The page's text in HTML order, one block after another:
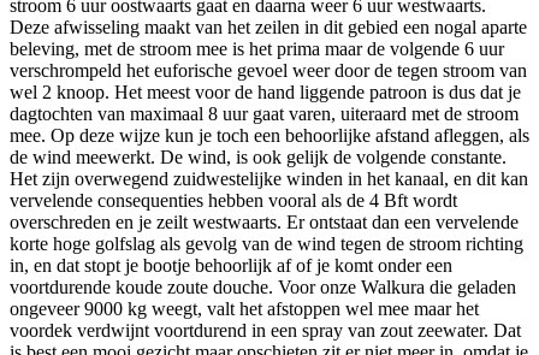
stroom 6 uur oostwaarts gaat en daarna weer 6 uur westwaarts.
Deze afwisseling maakt van het zeilen in dit gebied een nogal aparte
beleving, met de stroom mee is het prima maar de volgende 6 uur
verschrompeld het euforische gevoel weer door de tegen stroom van
wel 2 knoop. Het meest voor de hand liggende patroon is dus dat je
dagtochten van maximaal 8 uur gaat varen, uiteraard met de stroom
mee. Op deze wijze kun je toch een behoorlijke afstand afleggen, als
de wind meewerkt. De wind, is ook gelijk de volgende constante.
Het zijn overwegend zuidwestelijke winden in het kanaal, en dit kan
vervelende consequenties hebben vooral als de 4 Bft wordt
overschreden en je zeilt westwaarts. Er ontstaat dan een vervelende
korte hoge golfslag als gevolg van de wind tegen de stroom richting
in, en dat stopt je bootje behoorlijk af of je komt onder een
voortdurende koude zoute douche. Voor onze Walkura die geladen
ongeveer 9000 kg weegt, valt het afstoppen wel mee maar het
voordek verdwijnt voortdurend in een spray van zout zeewater. Dat